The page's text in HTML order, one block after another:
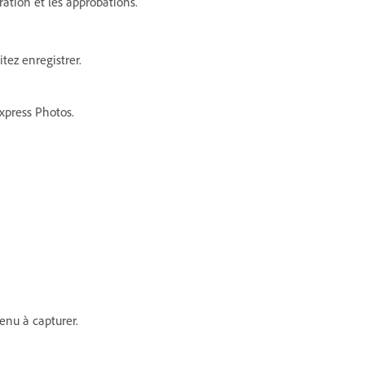
enregistrer.
Photos.
à capturer.